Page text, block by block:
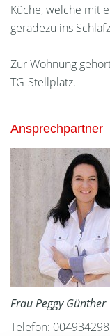
Küche, welche mit
geradezu ins
Zur Wohnung
TG-Stellplatz.
Ansprechpartner
Frau Peggy Günther
Telefon: